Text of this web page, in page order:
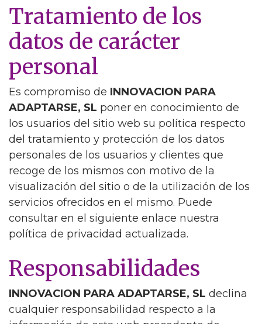
Tratamiento de los
datos de carácter
personal
Es compromiso de INNOVACION PARA
ADAPTARSE, SL poner en conocimiento de
los usuarios del sitio web su política respecto
del tratamiento y protección de los datos
personales de los usuarios y clientes que
recoge de los mismos con motivo de la
visualización del sitio o de la utilización de los
servicios ofrecidos en el mismo. Puede
consultar en el siguiente enlace nuestra
política de privacidad actualizada.
Responsabilidades
INNOVACION PARA ADAPTARSE, SL declina
cualquier responsabilidad respecto a la